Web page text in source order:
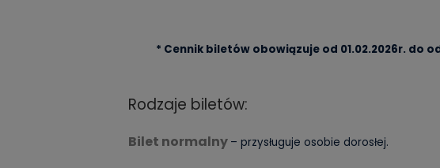
* Cennik biletów obowiązuje od 01.02.2026r. do
Rodzaje biletów:
Bilet normalny – przysługuje osobie dorosłej.